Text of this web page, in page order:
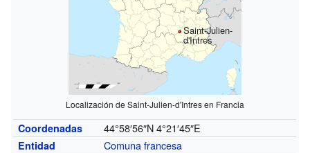
Saint-Julien-
d'Intres
Localización de Saint-Julien-d'Intres en Francia
Coordenadas 44°58′56″N 4°21′45″E
Entidad
Comuna francesa